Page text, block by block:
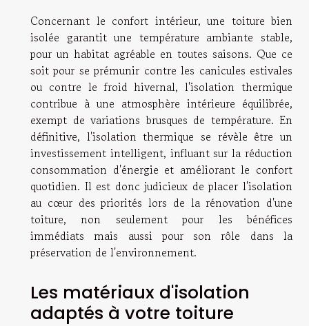
Concernant le confort intérieur, une toiture bien
isolée garantit une température ambiante stable,
pour un habitat agréable en toutes saisons. Que ce
soit pour se prémunir contre les canicules estivales
ou contre le froid hivernal, l'isolation thermique
contribue à une atmosphère intérieure équilibrée,
exempt de variations brusques de température. En
définitive, l'isolation thermique se révèle être un
investissement intelligent, influant sur la réduction
consommation d'énergie et améliorant le confort
quotidien. Il est donc judicieux de placer l'isolation
au cœur des priorités lors de la rénovation d'une
toiture, non seulement pour les bénéfices
immédiats mais aussi pour son rôle dans la
préservation de l'environnement.
Les matériaux d'isolation
adaptés à votre toiture